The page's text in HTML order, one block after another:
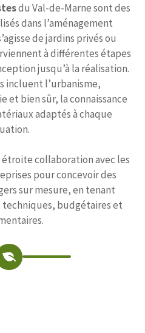
du Val-de-Marne sont des
dans l’aménagement
de jardins privés ou
à différentes étapes
jusqu’à la réalisation.
incluent l’urbanisme,
et bien sûr, la connaissance
adaptés à chaque
collaboration avec les
pour concevoir des
sur mesure, en tenant
budgétaires et